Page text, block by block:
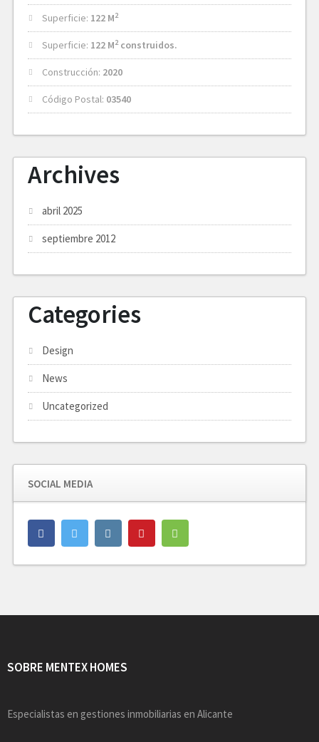
Superficie: 122 M2
Superficie: 122 M2construidos.
Construcción: 2020
Código Postal: 03540
Archives
abril 2025
septiembre 2012
Categories
Design
News
Uncategorized
SOCIAL MEDIA
SOBRE MENTEX HOMES
Especialistas en gestiones inmobiliarias en Alicante